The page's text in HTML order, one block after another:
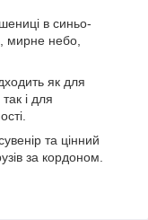
в синьо-
мирне небо,
як для
і для
та цінний
за кордоном.